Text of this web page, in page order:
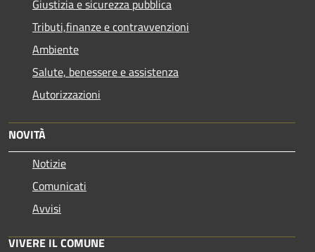
Giustizia e sicurezza pubblica
Tributi,finanze e contravvenzioni
Ambiente
Salute, benessere e assistenza
Autorizzazioni
NOVITÀ
Notizie
Comunicati
Avvisi
VIVERE IL COMUNE